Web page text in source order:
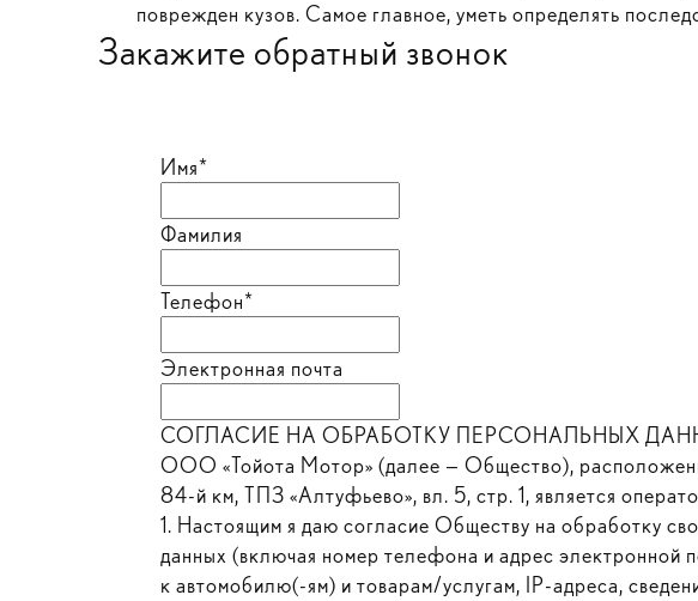
поврежден кузов. Самое главное, уметь определять
Закажите обратный звонок
Имя*
Фамилия
Телефон*
Электронная почта
СОГЛАСИЕ НА ОБРАБОТКУ ПЕРСОНАЛЬНЫХ
ООО «Тойота Мотор» (далее — Общество),
84-й км, ТПЗ «Алтуфьево», вл. 5, стр. 1, является
1. Настоящим я даю согласие Обществу на обработку
данных (включая номер телефона и адрес электронной
к автомобилю(-ям) и товарам/услугам, IP-адреса,